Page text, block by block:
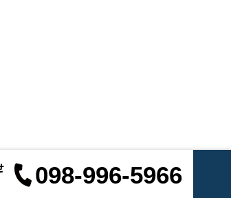
098-996-5966お電話での